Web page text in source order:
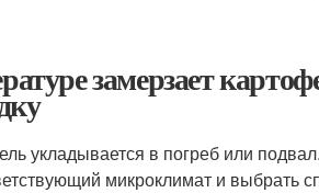
замерзает
укладывается в погреб или
микроклимат и выбрать